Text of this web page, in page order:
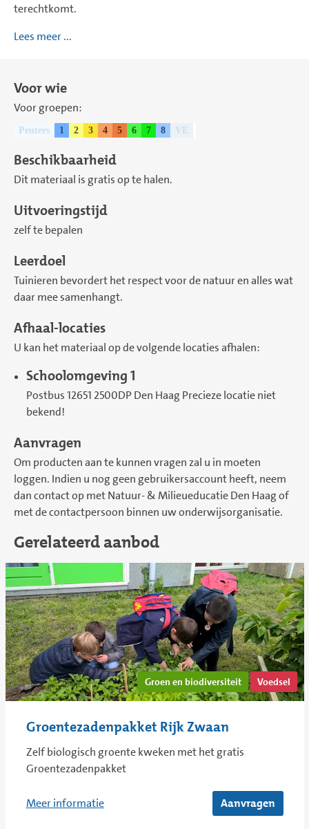
terechtkomt.
Lees meer ...
Voor wie
Voor groepen:
Peuters 1 2 3 4 5 6 7 8 VE
Beschikbaarheid
Dit materiaal is gratis op te halen.
Uitvoeringstijd
zelf te bepalen
Leerdoel
Tuinieren bevordert het respect voor de natuur en alles wat
daar mee samenhangt.
Afhaal-locaties
U kan het materiaal op de volgende locaties afhalen:
Schoolomgeving 1
Postbus 12651 2500DP Den Haag Precieze locatie niet
bekend!
Aanvragen
Om producten aan te kunnen vragen zal u in moeten
loggen. Indien u nog geen gebruikersaccount heeft, neem
dan contact op met Natuur- & Milieueducatie Den Haag of
met de contactpersoon binnen uw onderwijsorganisatie.
Gerelateerd aanbod
Groen en biodiversiteit Voedsel
Groentezadenpakket Rijk Zwaan
Zelf biologisch groente kweken met het gratis
Groentezadenpakket
Meer informatie Aanvragen